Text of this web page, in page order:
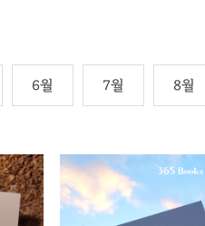
6월 7월 8월